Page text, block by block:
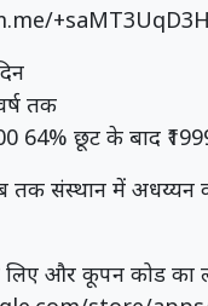
तक
64% छूट के बाद
संस्थान में अधय्यन
और कूपन कोड का